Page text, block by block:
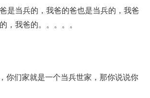
是当兵的，我爸的爸也是当兵的，我爸
，我爸的。。。。。
你们家就是一个当兵世家，那你说说你